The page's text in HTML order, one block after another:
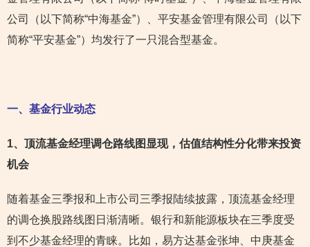
公司（以下简称“中海基金”）、平安基金管理有限公司（以下
简称“平安基金”）均发行了一只混合型基金。
一、基金行业动态
1、顶流基金经理调仓路线图显现，估值结构性分化带来投资
机会
随着基金三季报和上市公司三季报陆续披露，顶流基金经理
的调仓换股路线图日渐清晰。银行和新能源板块在三季度受
到不少基金经理的青睐。比如，易方达基金张坤、中庚基金